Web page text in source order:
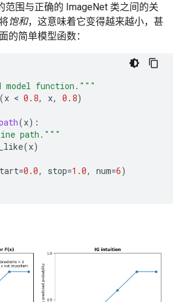
范围与正确的 ImageNet 类之间的关
饱和，这意味着它变得越来越小，甚
的简单模型函数：
function."""
(x < 0.8, x, 0.8)
(x):
path."""
(x)
=0.0, stop=1.0, num=6)